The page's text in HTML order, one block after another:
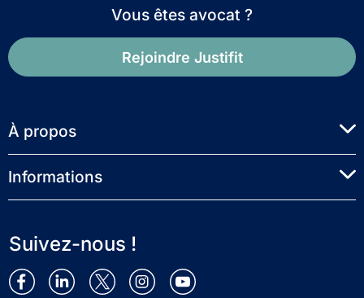
Vous êtes avocat ?
Rejoindre Justifit
À propos
Informations
Suivez-nous !